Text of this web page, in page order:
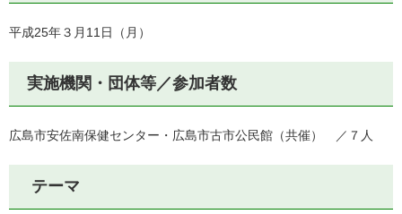
平成25年３月11日（月）
実施機関・団体等／参加者数
広島市安佐南保健センター・広島市古市公民館（共催） ／７人
テーマ